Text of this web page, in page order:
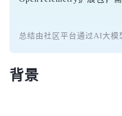
总结由社区平台通过AI大模
背景